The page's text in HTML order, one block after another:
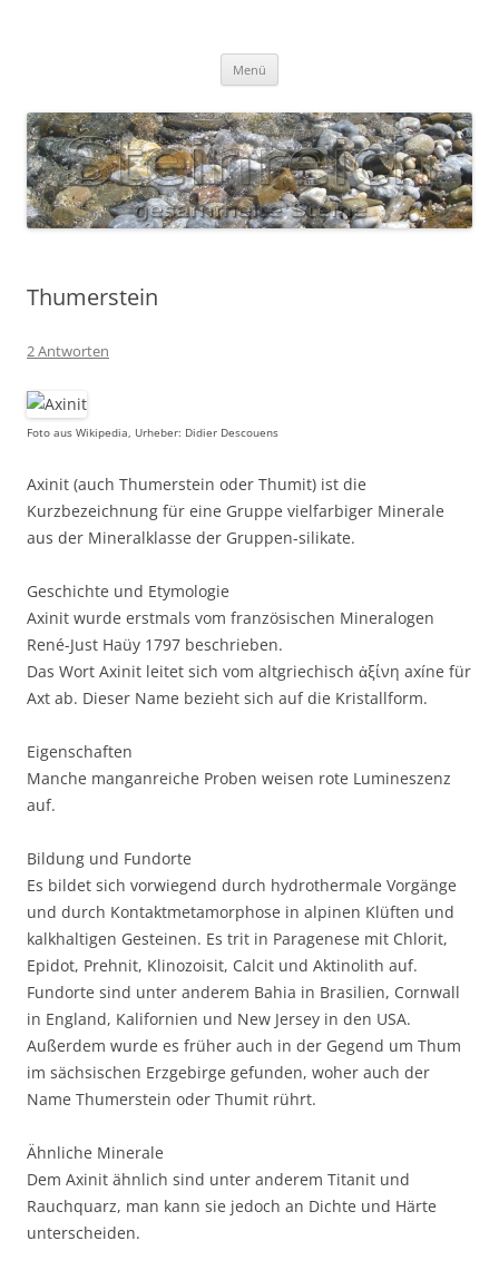
Menü
Thumerstein
2 Antworten
Foto aus Wikipedia, Urheber: Didier Descouens
Axinit (auch Thumerstein oder Thumit) ist die
Kurzbezeichnung für eine Gruppe vielfarbiger Minerale
aus der Mineralklasse der Gruppen-silikate.
Geschichte und Etymologie
Axinit wurde erstmals vom französischen Mineralogen
René-Just Haüy 1797 beschrieben.
Das Wort Axinit leitet sich vom altgriechisch ἀξίνη axíne für
Axt ab. Dieser Name bezieht sich auf die Kristallform.
Eigenschaften
Manche manganreiche Proben weisen rote Lumineszenz
auf.
Bildung und Fundorte
Es bildet sich vorwiegend durch hydrothermale Vorgänge
und durch Kontaktmetamorphose in alpinen Klüften und
kalkhaltigen Gesteinen. Es trit in Paragenese mit Chlorit,
Epidot, Prehnit, Klinozoisit, Calcit und Aktinolith auf.
Fundorte sind unter anderem Bahia in Brasilien, Cornwall
in England, Kalifornien und New Jersey in den USA.
Außerdem wurde es früher auch in der Gegend um Thum
im sächsischen Erzgebirge gefunden, woher auch der
Name Thumerstein oder Thumit rührt.
Ähnliche Minerale
Dem Axinit ähnlich sind unter anderem Titanit und
Rauchquarz, man kann sie jedoch an Dichte und Härte
unterscheiden.